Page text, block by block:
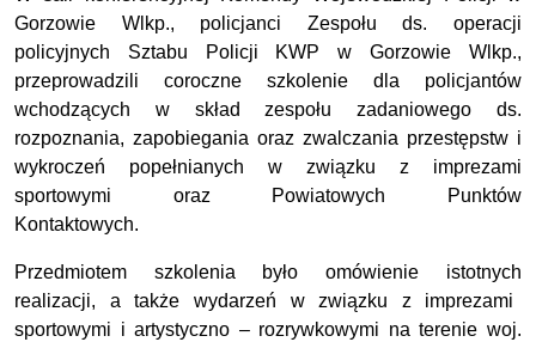
Gorzowie Wlkp., policjanci Zespołu ds. operacji
policyjnych Sztabu Policji KWP w Gorzowie Wlkp.,
przeprowadzili coroczne szkolenie dla policjantów
wchodzących w skład zespołu zadaniowego ds.
rozpoznania, zapobiegania oraz zwalczania przestępstw i
wykroczeń popełnianych w związku z imprezami
sportowymi oraz Powiatowych Punktów
Kontaktowych.
Przedmiotem szkolenia było omówienie istotnych
realizacji, a także wydarzeń w związku z imprezami
sportowymi i artystyczno – rozrywkowymi na terenie woj.